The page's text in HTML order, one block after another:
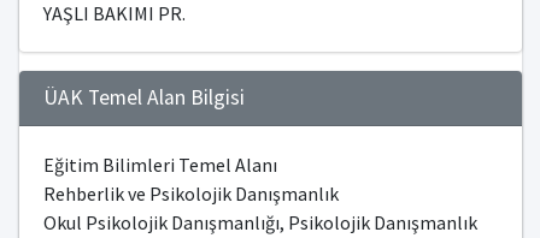
YAŞLI BAKIMI PR.
ÜAK Temel Alan Bilgisi
Eğitim Bilimleri Temel Alanı
Rehberlik ve Psikolojik Danışmanlık
Okul Psikolojik Danışmanlığı, Psikolojik Danışmanlık